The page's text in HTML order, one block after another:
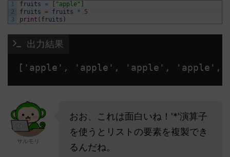
1
2
3
fruits = "apple"
fruits = fruits *
5
print ( fruits )
出力結果
['apple', 'apple', 'apple', 'apple',
サルモリ
おお、これは面白いね！'*'演算子
を使うとリストの要素を複製でき
るんだね。